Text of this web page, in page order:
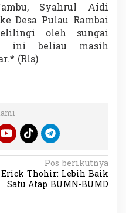
Syahrul Aidi
Desa Pulau Rambai
oleh sungai
ini beliau masih
(Rls)
Pos berikutnya
Erick Thohir: Lebih Baik
Satu Atap BUMN-BUMD